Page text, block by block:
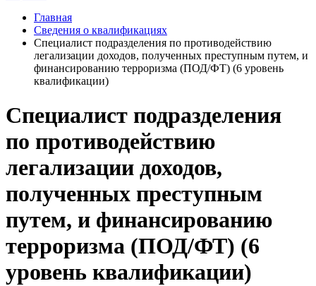
Главная
Сведения о квалификациях
Специалист подразделения по противодействию
легализации доходов, полученных преступным путем, и
финансированию терроризма (ПОД/ФТ) (6 уровень
квалификации)
Специалист подразделения
по противодействию
легализации доходов,
полученных преступным
путем, и финансированию
терроризма (ПОД/ФТ) (6
уровень квалификации)